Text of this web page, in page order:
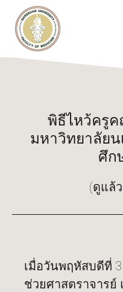
คณะแพทยศาสต
พิธีไหว้ครู
มหาวิทยาลัยน
ศึก
(ดูแล้
เมื่อวันพฤหัสบดีที่
ช่วยศาสตราจาร